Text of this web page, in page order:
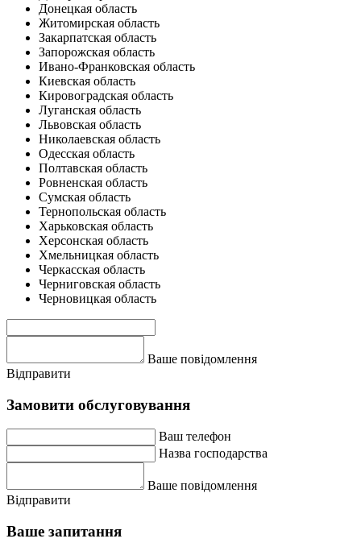
Донецкая область
Житомирская область
Закарпатская область
Запорожская область
Ивано-Франковская область
Киевская область
Кировоградская область
Луганская область
Львовская область
Николаевская область
Одесская область
Полтавская область
Ровненская область
Сумская область
Тернопольская область
Харьковская область
Херсонская область
Хмельницкая область
Черкасская область
Черниговская область
Черновицкая область
Ваше повідомлення
Відправити
Замовити обслуговування
Ваш телефон
Назва господарства
Ваше повідомлення
Відправити
Ваше запитання